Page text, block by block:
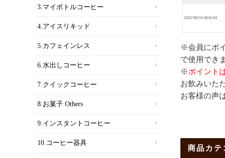
※会員にポ
で使用でき
※ポイント
お飲みいた
お客様の声
商品カテ
3.マイボトルコーヒー
4.アイスリキッド
5.カフェインレス
6.水出しコーヒー
7.クイックコーヒー
8.お菓子 Others
9.インスタントコーヒー
10.コーヒー器具